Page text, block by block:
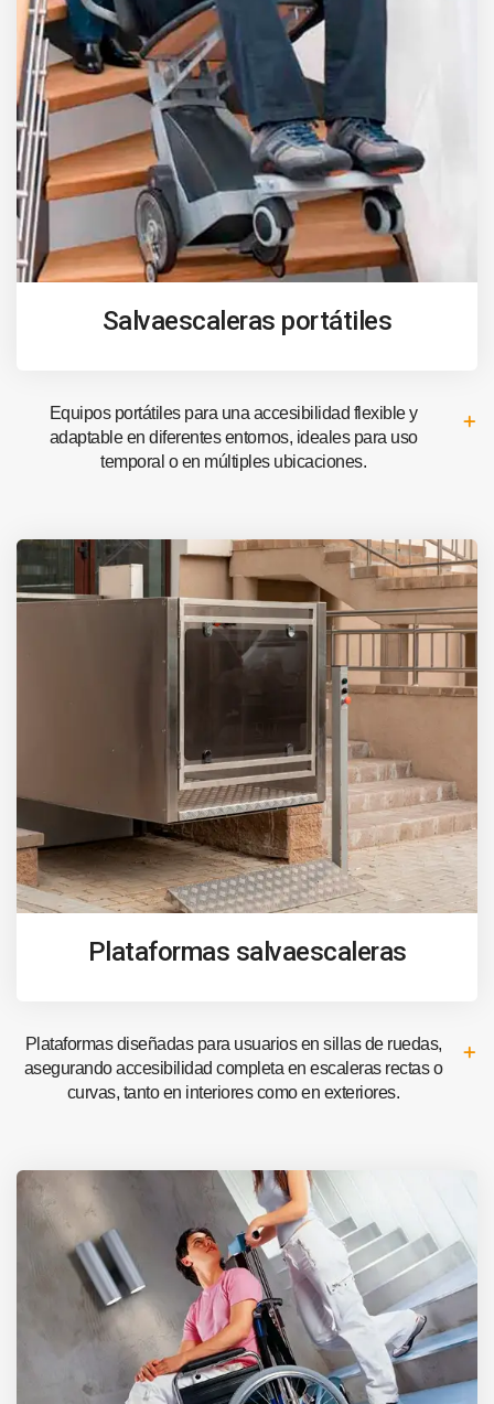
Salvaescaleras portátiles
Equipos portátiles para una accesibilidad flexible y
adaptable en diferentes entornos, ideales para uso
temporal o en múltiples ubicaciones.
Plataformas salvaescaleras
Plataformas diseñadas para usuarios en sillas de ruedas,
asegurando accesibilidad completa en escaleras rectas o
curvas, tanto en interiores como en exteriores.